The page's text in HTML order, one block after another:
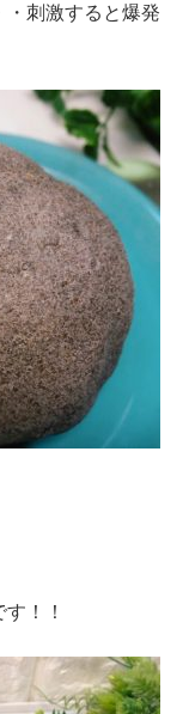
・刺激すると爆発
！！